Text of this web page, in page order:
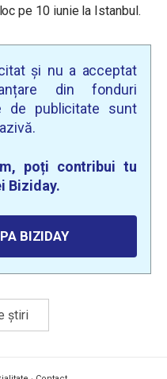
pe 10 iunie la Istanbul.
și nu a acceptat
din fonduri
de publicitate sunt
poți contribui tu
Biziday.
BIZIDAY
știri